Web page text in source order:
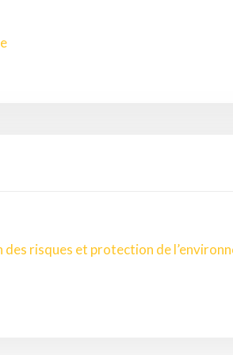
risques et protection de